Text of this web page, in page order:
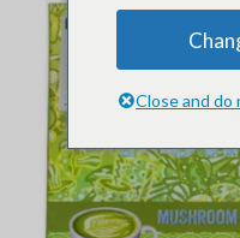
Close and